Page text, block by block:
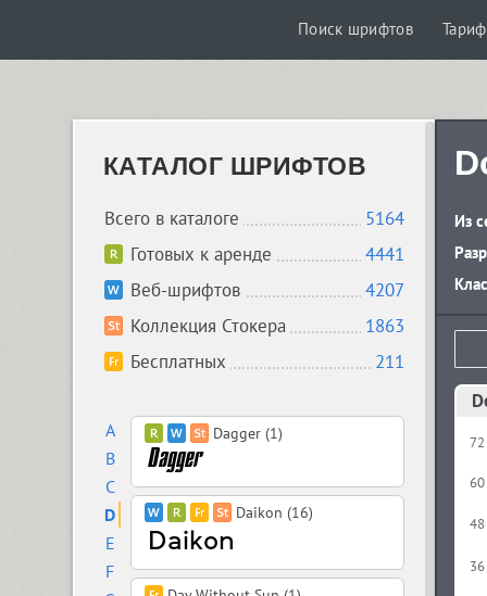
Поиск шрифтов
КАТАЛОГ ШРИФТОВ
Всего в каталоге
5164
Готовых к аренде
4441
Веб-шрифтов
4207
Коллекция Стокера
1863
Бесплатных
211
A
B
C
D
E
F
Dagger (1)
Daikon (16)
Из